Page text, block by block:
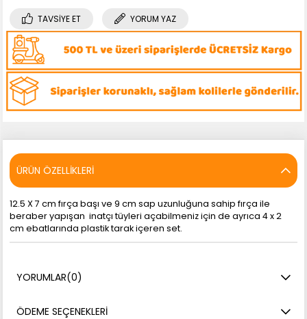
TAVSIYE ET YORUM YAZ
ÜRÜN ÖZELLIKLERI
12.5 X 7 cm fırça başı ve 9 cm sap uzunluğuna sahip fırça ile
beraber yapışan inatçı tüyleri açabilmeniz için de ayrıca 4 x 2
cm ebatlarında plastik tarak içeren set.
YORUMLAR(0)
ÖDEME SEÇENEKLERI